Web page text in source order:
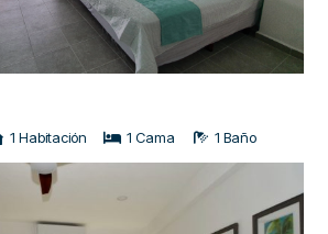
1 Habitación 1 Cama 1 Baño